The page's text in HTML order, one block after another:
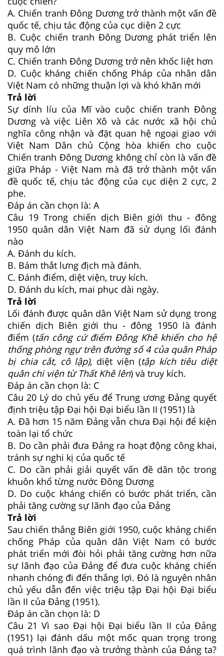
A. Chiến tranh Đông Dương trở thành một vấn đề
quốc tế, chịu tác động của cục diện 2 cực
B. Cuộc chiến tranh Đông Dương phát triển lên
quy mô lớn
C. Chiến tranh Đông Dương trở nên khốc liệt hơn
D. Cuộc kháng chiến chống Pháp của nhân dân
Việt Nam có những thuận lợi và khó khăn mới
Trả lời
Sự dính líu của Mĩ vào cuộc chiến tranh Đông
Dương và việc Liên Xô và các nước xã hội chủ
nghĩa công nhận và đặt quan hệ ngoại giao với
Việt Nam Dân chủ Cộng hòa khiến cho cuộc
Chiến tranh Đông Dương không chỉ còn là vấn đề
giữa Pháp - Việt Nam mà đã trở thành một vấn
đề quốc tế, chịu tác động của cục diện 2 cực, 2
phe.
Đáp án cần chọn là: A
Câu 19 Trong chiến dịch Biên giới thu - đông
1950 quân dân Việt Nam đã sử dụng lối đánh
nào
A. Đánh du kích.
B. Bám thắt lưng địch mà đánh.
C. Đánh điểm, diệt viện, truy kích.
D. Đánh du kích, mai phục dài ngày.
Trả lời
Lối đánh được quân dân Việt Nam sử dụng trong
chiến dịch Biên giới thu - đông 1950 là đánh
điểm (tấn công cứ điểm Đông Khê khiến cho hệ
thống phòng ngự trên đường số 4 của quân Pháp
bị chia cắt, cô lập), diệt viện (tập kích tiêu diệt
quân chi viện từ Thất Khê lên) và truy kích.
Đáp án cần chọn là: C
Câu 20 Lý do chủ yếu để Trung ương Đảng quyết
định triệu tập Đại hội Đại biểu lần II (1951) là
A. Đã hơn 15 năm Đảng vẫn chưa Đại hội để kiện
toàn lại tổ chức
B. Do cần phải đưa Đảng ra hoạt động công khai,
tránh sự nghi kị của quốc tế
C. Do cần phải giải quyết vấn đề dân tộc trong
khuôn khổ từng nước Đông Dương
D. Do cuộc kháng chiến có bước phát triển, cần
phải tăng cường sự lãnh đạo của Đảng
Trả lời
Sau chiến thắng Biên giới 1950, cuộc kháng chiến
chống Pháp của quân dân Việt Nam có bước
phát triển mới đòi hỏi phải tăng cường hơn nữa
sự lãnh đạo của Đảng để đưa cuộc kháng chiến
nhanh chóng đi đến thắng lợi. Đó là nguyên nhân
chủ yếu dẫn đến việc triệu tập Đại hội Đại biểu
lần II của Đảng (1951).
Đáp án cần chọn là: D
Câu 21Vì sao Đại hội Đại biểu lần II của Đảng
(1951) lại đánh dấu một mốc quan trọng trong
quá trình lãnh đạo và trưởng thành của Đảng ta?